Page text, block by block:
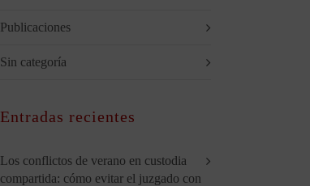
Publicaciones
Sin categoría
Entradas recientes
Los conflictos de verano en custodia
compartida: cómo evitar el juzgado con